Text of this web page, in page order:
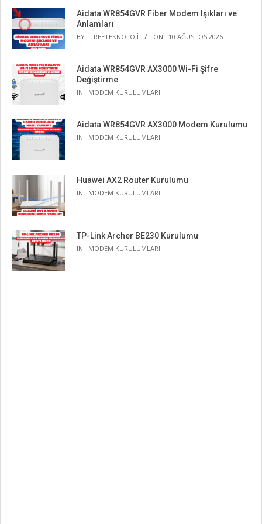
Aidata WR854GVR Fiber Modem Işıkları ve
Anlamları
BY: FREETEKNOLOJI ON: 10 AĞUSTOS 2026
Aidata WR854GVR AX3000 Wi-Fi Şifre
Değiştirme
IN: MODEM KURULUMLARI
Aidata WR854GVR AX3000 Modem Kurulumu
IN: MODEM KURULUMLARI
Huawei AX2 Router Kurulumu
IN: MODEM KURULUMLARI
TP-Link Archer BE230 Kurulumu
IN: MODEM KURULUMLARI